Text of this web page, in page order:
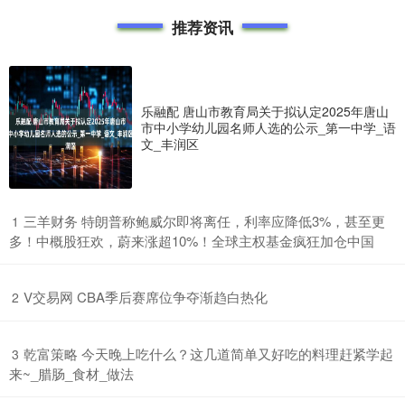
推荐资讯
乐融配 唐山市教育局关于拟认定2025年唐山
市中小学幼儿园名师人选的公示_第一中学_语
文_丰润区
1 ​三羊财务 特朗普称鲍威尔即将离任，利率应降低3%，甚至更
多！中概股狂欢，蔚来涨超10%！全球主权基金疯狂加仓中国
2 ​V交易网 CBA季后赛席位争夺渐趋白热化
3 ​乾富策略 今天晚上吃什么？这几道简单又好吃的料理赶紧学起
来~_腊肠_食材_做法